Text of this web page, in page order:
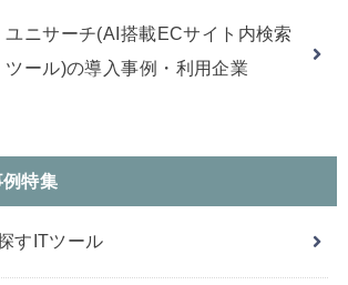
ユニサーチ(AI搭載ECサイト内検索
ツール)の導入事例・利用企業
特集
すITツール